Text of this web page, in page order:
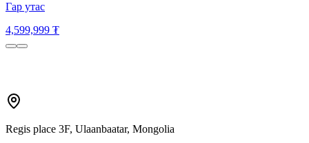
Гар утас
4,599,999 ₮
Regis place 3F, Ulaanbaatar, Mongolia